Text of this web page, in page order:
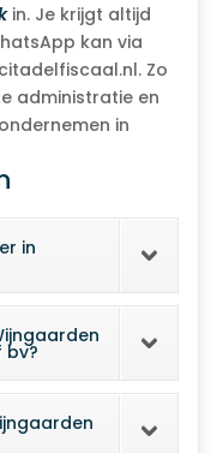
in. Je krijgt altijd
kan via
Zo
administratie en
in
in
bv?